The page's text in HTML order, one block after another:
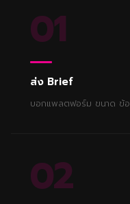
01
ส่ง Brief
บอกแพลตฟอร์ม ขนาด ข้
02